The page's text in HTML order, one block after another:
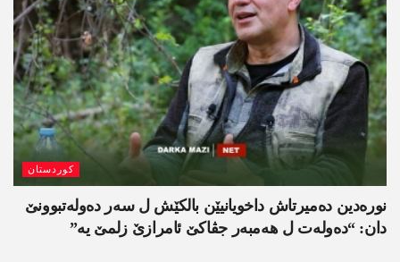
کوردستان
نورەدین دەمیرتاش داخویانیێن بالکێش ل سەر دەولەتبوونێ
دان: “دەولەت ل ھەمبەر جڤاکێ ئامرازێ زلمێ یە”